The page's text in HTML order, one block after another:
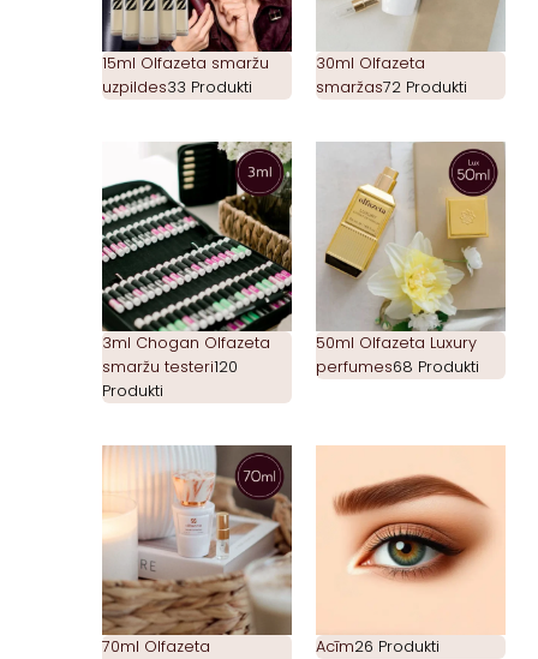
15ml Olfazeta smaržu
uzpildes33 Produkti
30ml Olfazeta
smaržas72 Produkti
3ml Chogan Olfazeta
smaržu testeri120
Produkti
50ml Olfazeta Luxury
perfumes68 Produkti
70ml Olfazeta
Acīm26 Produkti